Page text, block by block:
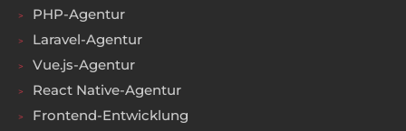
PHP-Agentur
Laravel-Agentur
Vue.js-Agentur
React Native-Agentur
Frontend-Entwicklung